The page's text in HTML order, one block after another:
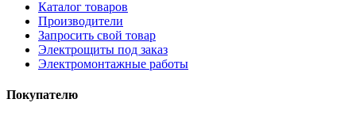
Каталог товаров
Производители
Запросить свой товар
Электрощиты под заказ
Электромонтажные работы
Покупателю